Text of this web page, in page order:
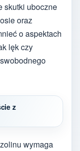
skutki uboczne
oraz
o aspektach
lęk czy
z
wymaga